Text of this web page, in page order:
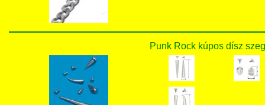
Punk Rock kúpos dísz